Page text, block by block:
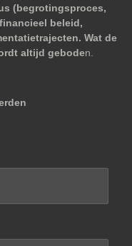
(begrotingsproces,
beleid,
Wat de
altijd geboden.